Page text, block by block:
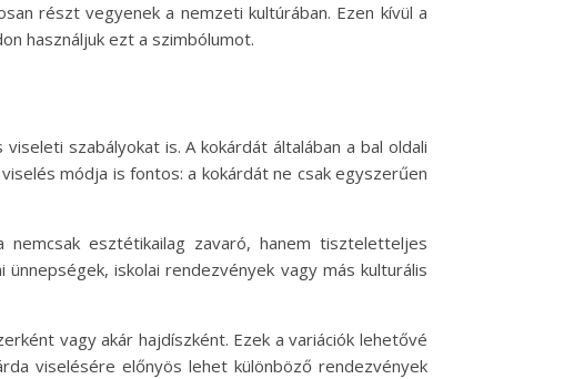
részt vegyenek a nemzeti kultúrában. Ezen kívül a
használjuk ezt a szimbólumot.
szabályokat is. A kokárdát általában a bal oldali
módja is fontos: a kokárdát ne csak egyszerűen
esztétikailag zavaró, hanem tiszteletteljes
iskolai rendezvények vagy más kulturális
vagy akár hajdíszként. Ezek a variációk lehetővé
viselésére előnyös lehet különböző rendezvények